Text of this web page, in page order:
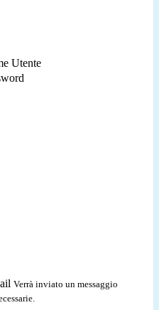
Utente
Verrà inviato un messaggio